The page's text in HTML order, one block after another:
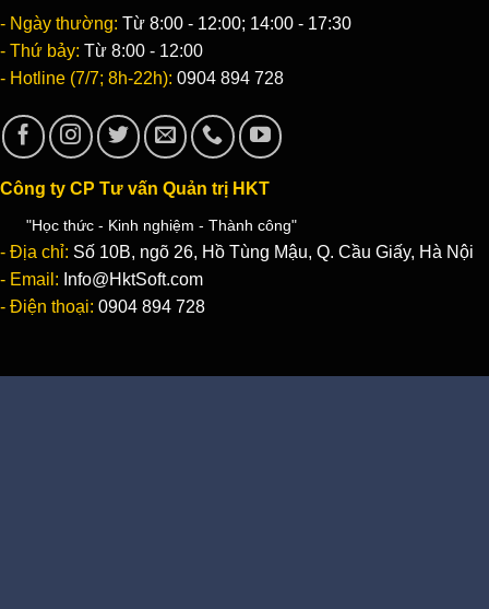
- Ngày thường: Từ 8:00 - 12:00; 14:00 - 17:30
- Thứ bảy: Từ 8:00 - 12:00
- Hotline (7/7; 8h-22h): 0904 894 728
Công ty CP Tư vấn Quản trị HKT
"Học thức - Kinh nghiệm - Thành công"
- Địa chỉ: Số 10B, ngõ 26, Hồ Tùng Mậu, Q. Cầu Giấy, Hà Nội
- Email: Info@HktSoft.com
- Điện thoại: 0904 894 728